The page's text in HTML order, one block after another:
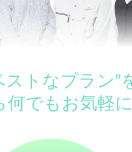
トなプラン”
でもお気軽